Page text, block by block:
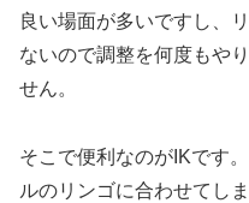
良い場面が多いですし、
ないので調整を何度もや
せん。
そこで便利なのがIKです
ルのリンゴに合わせてし